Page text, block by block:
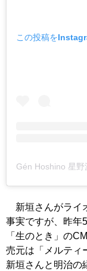
この投稿を
新垣さんがライ
事実ですが、昨年
「生のとき」の
売元は「メルティ
新垣さんと明治の